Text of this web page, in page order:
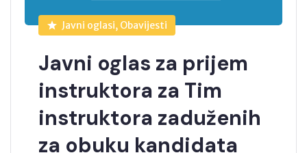
Javni oglasi, Obavijesti
Javni oglas za prijem
instruktora za Tim
instruktora zaduženih
za obuku kandidata